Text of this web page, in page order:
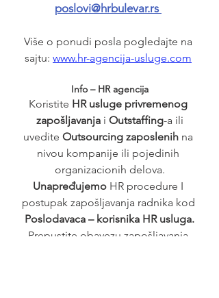
poslovi@hrbulevar.rs
Više o ponudi posla pogledajte na
sajtu: www.hr-agencija-usluge.com
Info – HR agencija
Koristite HR usluge privremenog
zapošljavanja i Outstaffing-a ili
uvedite Outsourcing zaposlenih na
nivou kompanije ili pojedinih
organizacionih delova.
Unapređujemo HR procedure I
postupak zapošljavanja radnika kod
Poslodavaca – korisnika HR usluga.
Prepustite obavezu zapošljavanja